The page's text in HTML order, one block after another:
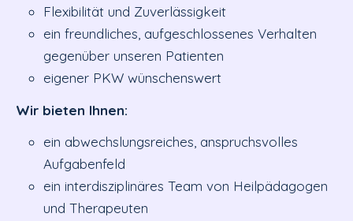
Flexibilität und Zuverlässigkeit
ein freundliches, aufgeschlossenes Verhalten
gegenüber unseren Patienten
eigener PKW wünschenswert
Wir bieten Ihnen:
ein abwechslungsreiches, anspruchsvolles
Aufgabenfeld
ein interdisziplinäres Team von Heilpädagogen
und Therapeuten